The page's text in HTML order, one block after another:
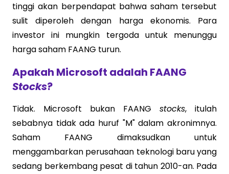
tinggi akan berpendapat bahwa saham tersebut
sulit diperoleh dengan harga ekonomis. Para
investor ini mungkin tergoda untuk menunggu
harga saham FAANG turun.
Apakah Microsoft adalah FAANG
Stocks?
Tidak. Microsoft bukan FAANG stocks, itulah
sebabnya tidak ada huruf "M" dalam akronimnya.
Saham FAANG dimaksudkan untuk
menggambarkan perusahaan teknologi baru yang
sedang berkembang pesat di tahun 2010-an. Pada